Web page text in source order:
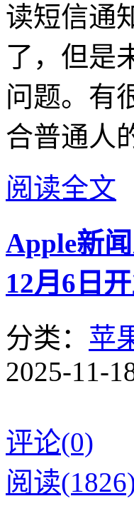
读短信通
了，但是
问题。有
合普通人
阅读全文
Apple新
12月6日
分类： 苹
2025-11-
评论(0)
阅读